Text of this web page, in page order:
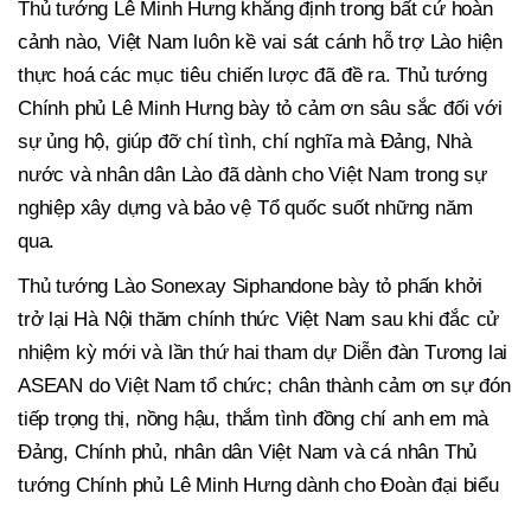
Thủ tướng Lê Minh Hưng khẳng định trong bất cứ hoàn
cảnh nào, Việt Nam luôn kề vai sát cánh hỗ trợ Lào hiện
thực hoá các mục tiêu chiến lược đã đề ra. Thủ tướng
Chính phủ Lê Minh Hưng bày tỏ cảm ơn sâu sắc đối với
sự ủng hộ, giúp đỡ chí tình, chí nghĩa mà Đảng, Nhà
nước và nhân dân Lào đã dành cho Việt Nam trong sự
nghiệp xây dựng và bảo vệ Tổ quốc suốt những năm
qua.
Thủ tướng Lào Sonexay Siphandone bày tỏ phấn khởi
trở lại Hà Nội thăm chính thức Việt Nam sau khi đắc cử
nhiệm kỳ mới và lần thứ hai tham dự Diễn đàn Tương lai
ASEAN do Việt Nam tổ chức; chân thành cảm ơn sự đón
tiếp trọng thị, nồng hậu, thắm tình đồng chí anh em mà
Đảng, Chính phủ, nhân dân Việt Nam và cá nhân Thủ
tướng Chính phủ Lê Minh Hưng dành cho Đoàn đại biểu